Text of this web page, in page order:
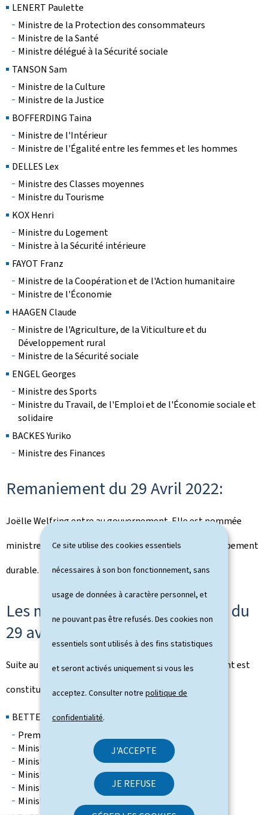
Ce site utilise des cookies essentiels
nécessaires à son bon fonctionnement, sans
usage de données à caractère personnel, et
ne pouvant pas être refusés. Des cookies non
essentiels sont utilisés à des fins statistiques
et seront activés uniquement si vous les
acceptez. Consulter notrepolitique de
confidentialité.
J'ACCEPTE
JE REFUSE
LENERT Paulette
Ministre de la Protection des consommateurs
Ministre de la Santé
Ministre délégué à la Sécurité sociale
TANSON Sam
Ministre de la Culture
Ministre de la Justice
BOFFERDING Taina
Ministre de l'Intérieur
Ministre de l'Égalité entre les femmes et les hommes
DELLES Lex
Ministre des Classes moyennes
Ministre du Tourisme
KOX Henri
Ministre du Logement
Ministre à la Sécurité intérieure
FAYOT Franz
Ministre de la Coopération et de l'Action humanitaire
Ministre de l'Économie
HAAGEN Claude
Ministre de l'Agriculture, de la Viticulture et du
Développement rural
Ministre de la Sécurité sociale
ENGEL Georges
Ministre des Sports
Ministre du Travail, de l'Emploi et de l'Économie sociale et
solidaire
BACKES Yuriko
Ministre des Finances
Remaniement du 29 Avril 2022:
Joëlle Welfring entre au gouvernement. Elle est nommée
ministre de l'Environnement, du Climat et du Développement
durable.
Les membres du gouvernement du
29 avril 2022 au 15 JUIN 2023
Suite au remaniement du 29 avril 2022, le gouvernement est
constitué comme suit.
BETTEL Xavier
Premier ministre
Ministre d'État
Ministre des Communications et des Médias
Ministre des Cultes
Ministre de la Digitalisation
Ministre de la Réforme administrative